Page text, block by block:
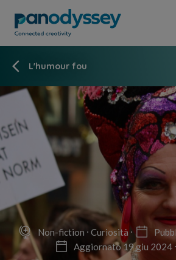
L'humour fou
Non-fiction Curiosità
Aggiornato 19 giu 2024